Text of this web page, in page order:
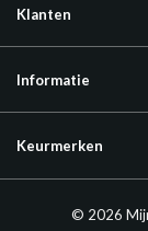
Klanten
Informatie
Keurmerken
© 2026